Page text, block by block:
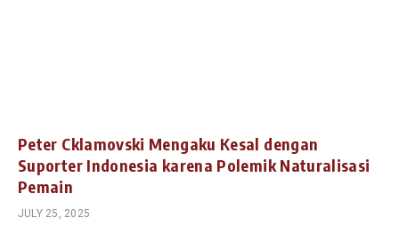
Peter Cklamovski Mengaku Kesal dengan
Suporter Indonesia karena Polemik Naturalisasi
Pemain
JULY 25, 2025